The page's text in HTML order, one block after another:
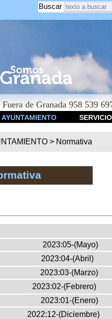
Buscar
de Granada 958 539
AYUNTAMIENTO
> Normativa
2023:05-(Mayo)
2023:04-(Abril)
2023:03-(Marzo)
2023:02-(Febrero)
2023:01-(Enero)
2022:12-(Diciembre)